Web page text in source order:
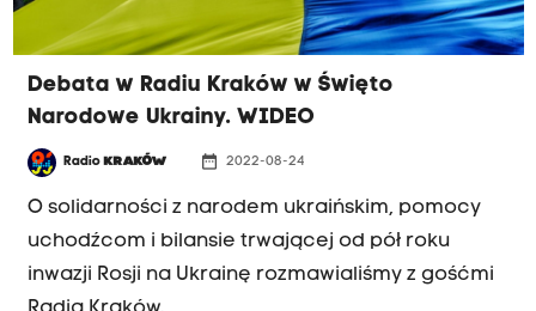
Debata w Radiu Kraków w Święto
Narodowe Ukrainy. WIDEO
Radio KRAKÓW date_range 2022-08-24
O solidarności z narodem ukraińskim, pomocy
uchodźcom i bilansie trwającej od pół roku
inwazji Rosji na Ukrainę rozmawialiśmy z gośćmi